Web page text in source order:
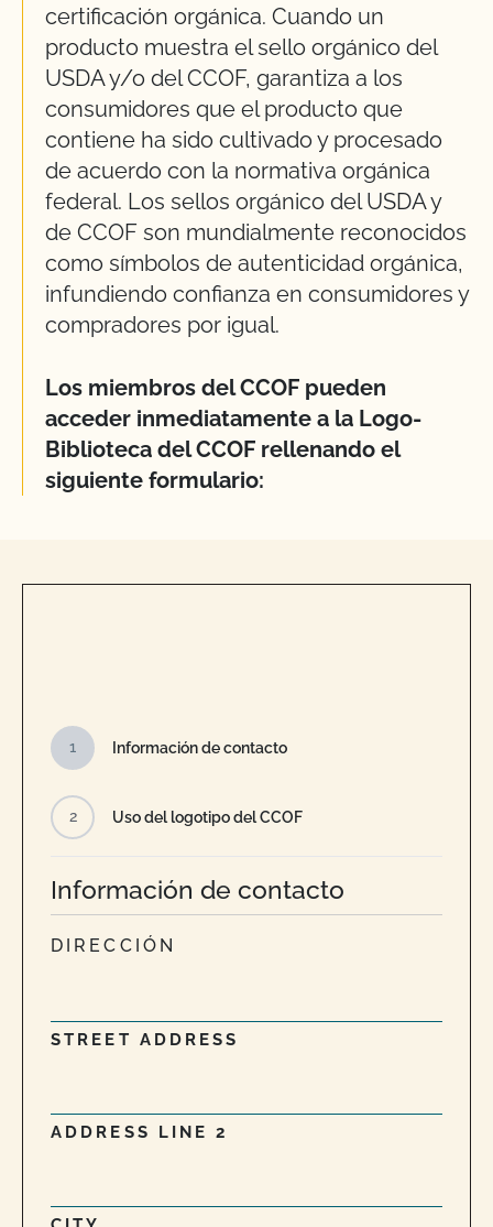
certificación orgánica. Cuando un
producto muestra el sello orgánico del
USDA y/o del CCOF, garantiza a los
consumidores que el producto que
contiene ha sido cultivado y procesado
de acuerdo con la normativa orgánica
federal. Los sellos orgánico del USDA y
de CCOF son mundialmente reconocidos
como símbolos de autenticidad orgánica,
infundiendo confianza en consumidores y
compradores por igual.
Los miembros del CCOF pueden
acceder inmediatamente a la Logo-
Biblioteca del CCOF rellenando el
siguiente formulario:
1 Información de contacto
2 Uso del logotipo del CCOF
Información de contacto
DIRECCIÓN
STREET ADDRESS
ADDRESS LINE 2